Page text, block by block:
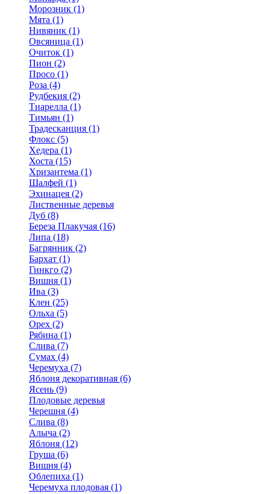
Морозник (1)
Мята (1)
Нивяник (1)
Овсяница (1)
Очиток (1)
Пион (2)
Просо (1)
Роза (4)
Рудбекия (2)
Тиарелла (1)
Тимьян (1)
Традесканция (1)
Флокс (5)
Хедера (1)
Хоста (15)
Хризантема (1)
Шалфей (1)
Эхинацея (2)
Лиственные деревья
Дуб (8)
Береза Плакучая (16)
Липа (18)
Багрянник (2)
Бархат (1)
Гинкго (2)
Вишня (1)
Ива (3)
Клен (25)
Ольха (5)
Орех (2)
Рябина (1)
Слива (7)
Сумах (4)
Черемуха (7)
Яблоня декоративная (6)
Ясень (9)
Плодовые деревья
Черешня (4)
Слива (8)
Алыча (2)
Яблоня (12)
Груша (6)
Вишня (4)
Облепиха (1)
Черемуха плодовая (1)